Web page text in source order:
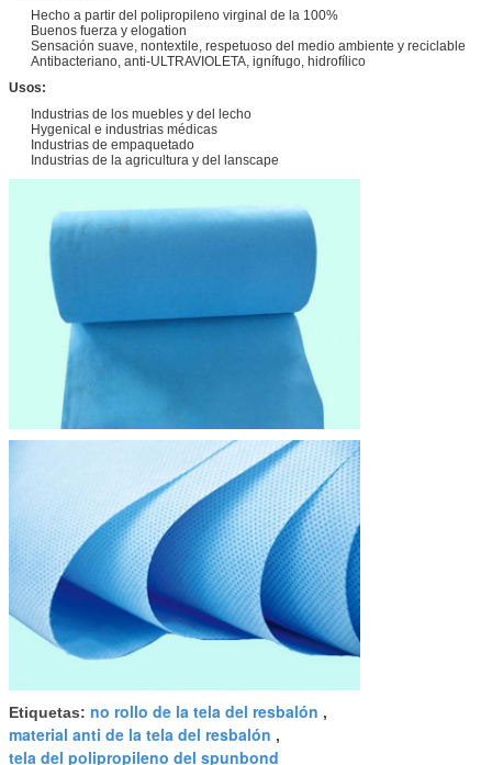
Hecho a partir del polipropileno virginal de la 100%
Buenos fuerza y elogation
Sensación suave, nontextile, respetuoso del medio ambiente y reciclable
Antibacteriano, anti-ULTRAVIOLETA, ignífugo, hidrofílico
Usos:
Industrias de los muebles y del lecho
Hygenical e industrias médicas
Industrias de empaquetado
Industrias de la agricultura y del lanscape
Etiquetas: no rollo de la tela del resbalón ,
material anti de la tela del resbalón ,
tela del polipropileno del spunbond